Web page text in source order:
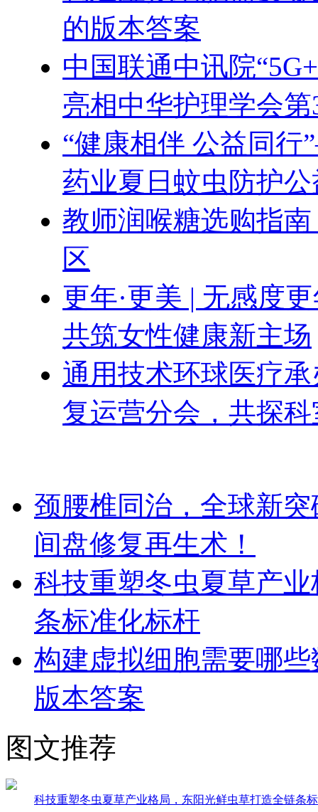
的版本答案
中国联通中讯院
亮相中华护理学会
“健康相伴 公益同
药业夏日蚊虫防护
教师润喉糖选购指
区
更年·更美 | 无感度
共筑女性健康新主场
通用技术环球医疗
复运营分会，共探
颈腰椎同治，全球新突
间盘修复再生术！
科技重塑冬虫夏草产
条标准化标杆
构建虚拟细胞需要哪
版本答案
图文推荐
科技重塑冬虫夏草产业格局，东阳光鲜虫草打造全链条